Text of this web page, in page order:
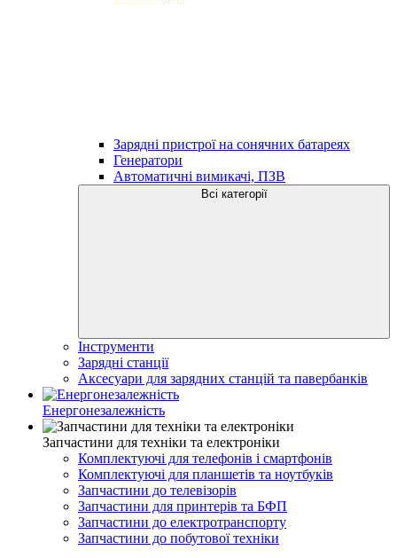
Зарядні пристрої на сонячних батареях
Генератори
Автоматичні вимикачі, ПЗВ
Всі категорії
Інструменти
Зарядні станції
Аксесуари для зарядних станцій та павербанків
Енергонезалежність
Запчастини для техніки та електроніки
Комплектуючі для телефонів і смартфонів
Комплектуючі для планшетів та ноутбуків
Запчастини до телевізорів
Запчастини для принтерів та БФП
Запчастини до електротранспорту
Запчастини до побутової техніки